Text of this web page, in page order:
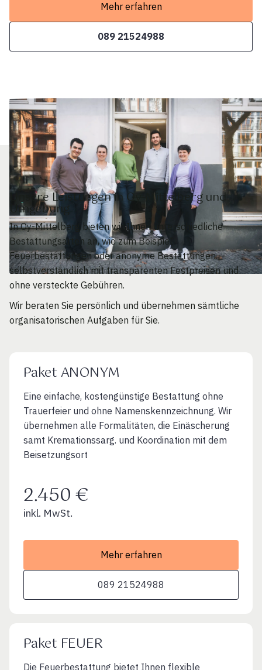
Mehr erfahren
089 21524988
Unsere Leistungen in Oy-Mittelberg und
Umgebung
In Oy-Mittelberg bieten wir Ihnen unterschiedliche
Bestattungsarten an, wie zum Beispiel
Feuerbestattungen oder anonyme Bestattungen –
selbstverständlich mit transparenten Festpreisen und
ohne versteckte Gebühren.
Wir beraten Sie persönlich und übernehmen sämtliche
organisatorischen Aufgaben für Sie.
Paket ANONYM
Eine einfache, kostengünstige Bestattung ohne
Trauerfeier und ohne Namenskennzeichnung. Wir
übernehmen alle Formalitäten, die Einäscherung
samt Kremationssarg. und Koordination mit dem
Beisetzungsort
2.450 €
inkl. MwSt.
Mehr erfahren
089 21524988
Paket FEUER
Die Feuerbestattung bietet Ihnen flexible